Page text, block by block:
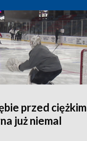
przed ciężkim
już niemal